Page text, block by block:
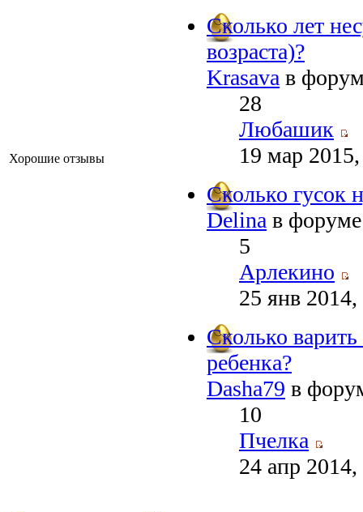
Хорошие отзывы
Сколько лет
возраста)?
Krasava в
28
Любашик
19 мар
Сколько гусок
Delina в
5
Арлекино
25 янв
Сколько
ребенка?
Dasha79 в
10
Пчелка
24 апр